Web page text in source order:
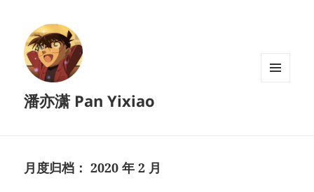
潘亦潇 Pan Yixiao
月度归档：2020 年 2 月